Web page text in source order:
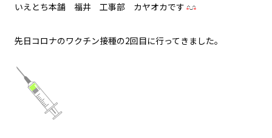
いえとち本舗 福井 工事部 カヤオカです
先日コロナのワクチン接種の2回目に行ってきました。